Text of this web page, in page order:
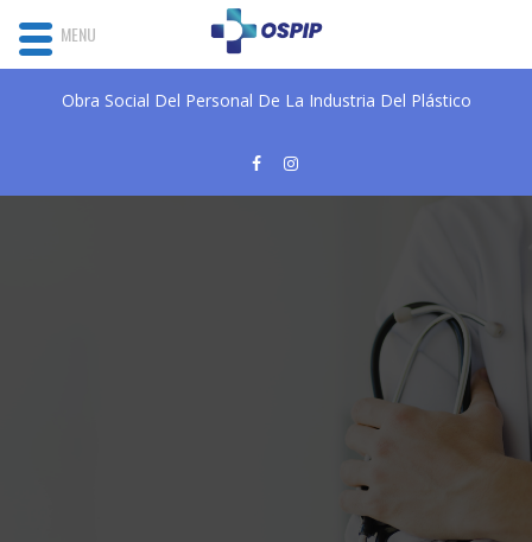
Obra Social Del Personal De La Industria Del Plástico
MENU